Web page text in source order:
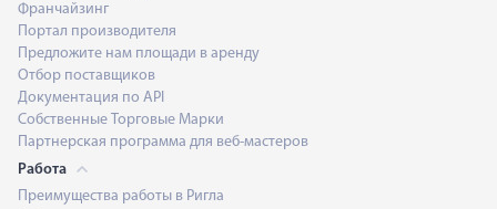
Франчайзинг
Портал производителя
Предложите нам площади в аренду
Отбор поставщиков
Документация по API
Собственные Торговые Марки
Партнерская программа для веб-мастеров
Работа
Преимущества работы в Ригла